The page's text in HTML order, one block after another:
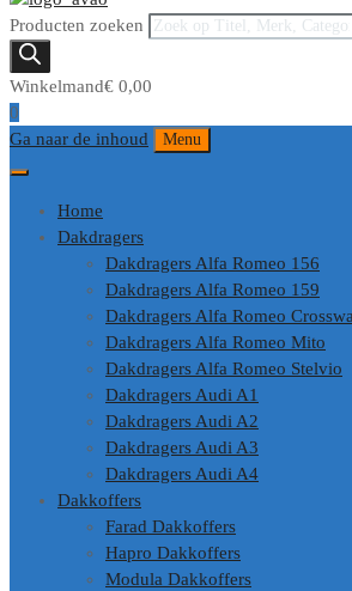
Producten zoeken
Winkelmand€ 0,00
0
Ga naar de inhoud
Menu
Home
Dakdragers
Dakdragers Alfa Romeo 156
Dakdragers Alfa Romeo 159
Dakdragers Alfa Romeo
Dakdragers Alfa Romeo Mito
Dakdragers Alfa Romeo Stelvio
Dakdragers Audi A1
Dakdragers Audi A2
Dakdragers Audi A3
Dakdragers Audi A4
Dakkoffers
Farad Dakkoffers
Hapro Dakkoffers
Modula Dakkoffers